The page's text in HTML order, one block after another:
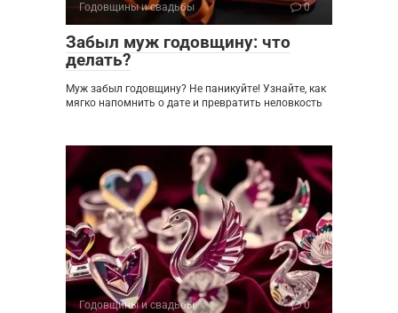
Годовщины и свадьбы 0
Забыл муж годовщину: что
делать?
Муж забыл годовщину? Не паникуйте! Узнайте, как
мягко напомнить о дате и превратить неловкость
Годовщины и свадьбы 0